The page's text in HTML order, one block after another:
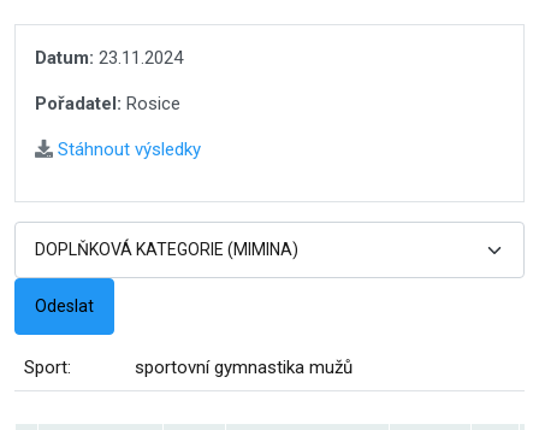
Datum: 23.11.2024
Pořadatel: Rosice
Stáhnout výsledky
Sport: sportovní gymnastika mužů